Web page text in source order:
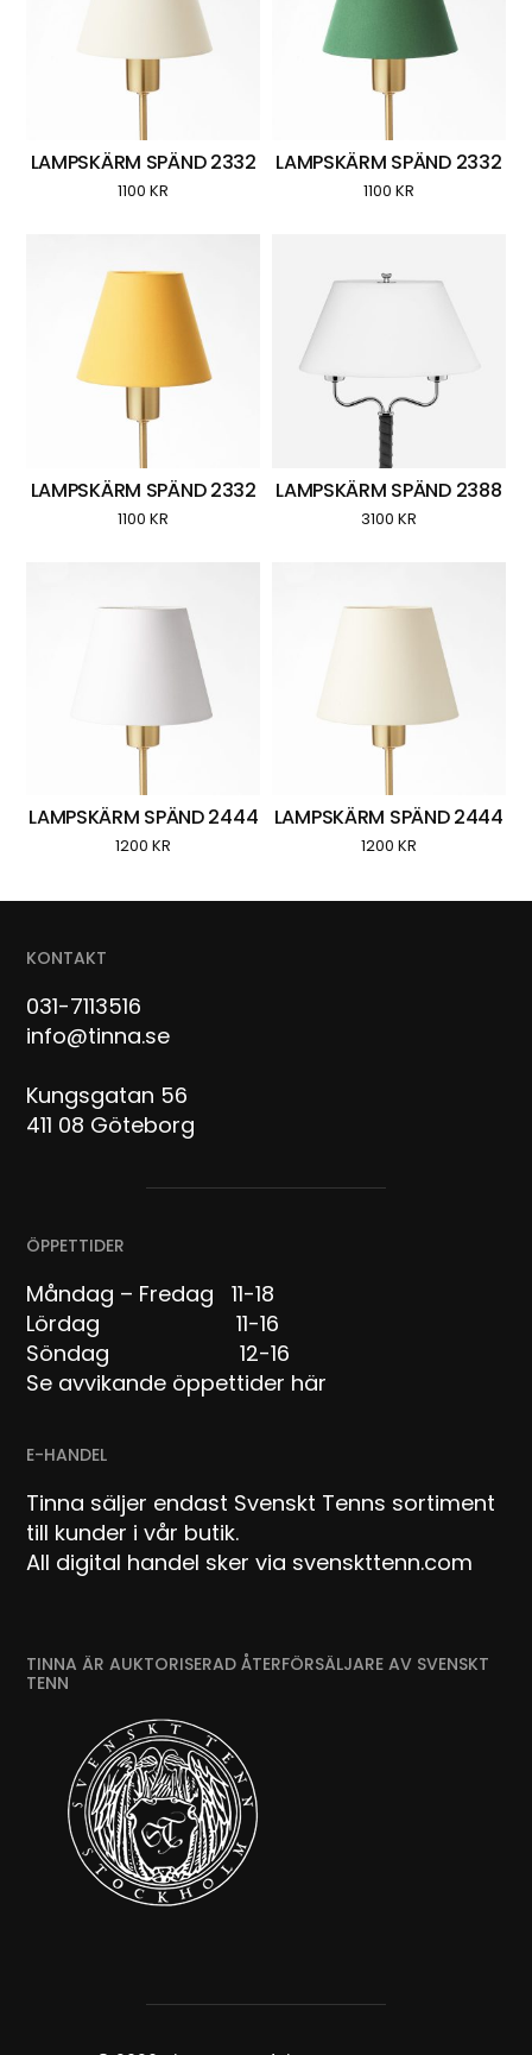
LAMPSKÄRM SPÄND 2332
1100KR
LAMPSKÄRM SPÄND 2332
1100 KR
LAMPSKÄRM SPÄND 2332
1100KR
LAMPSKÄRM SPÄND 2388
3100 KR
LAMPSKÄRM SPÄND 2444
1200KR
LAMPSKÄRM SPÄND 2444
1200 KR
KONTAKT
031-7113516
info@tinna.se
Kungsgatan 56
411 08 Göteborg
ÖPPETTIDER
Måndag – Fredag 11-18
Lördag 11-16
Söndag 12-16
Se avvikande öppettider här
E-HANDEL
Tinna säljer endast Svenskt Tenns sortiment
till kunder i vår butik.
All digital handel sker via svenskttenn.com
TINNA ÄR AUKTORISERAD ÅTERFÖRSÄLJARE AV SVENSKT
TENN